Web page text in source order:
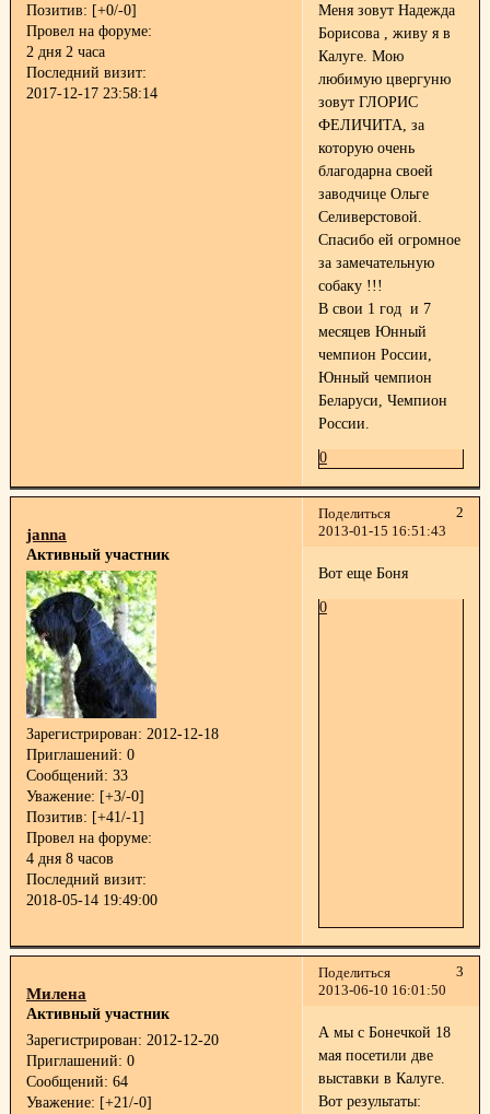
Позитив: [+0/-0]
Провел на форуме:
2 дня 2 часа
Последний визит:
2017-12-17 23:58:14
Меня зовут Надежда
Борисова , живу я в
Калуге. Мою
любимую цвергуню
зовут ГЛОРИС
ФЕЛИЧИТА, за
которую очень
благодарна своей
заводчице Ольге
Селиверстовой.
Спасибо ей огромное
за замечательную
собаку !!!
В свои 1 год и 7
месяцев Юнный
чемпион России,
Юнный чемпион
Беларуси, Чемпион
России.
0
Поделиться
2
2013-01-15 16:51:43
janna
Активный участник
Зарегистрирован: 2012-12-18
Приглашений: 0
Сообщений: 33
Уважение: [+3/-0]
Позитив: [+41/-1]
Провел на форуме:
4 дня 8 часов
Последний визит:
2018-05-14 19:49:00
Вот еще Боня
0
Поделиться
3
2013-06-10 16:01:50
Милена
Активный участник
Зарегистрирован: 2012-12-20
Приглашений: 0
Сообщений: 64
Уважение: [+21/-0]
А мы с Бонечкой 18
мая посетили две
выставки в Калуге.
Вот результаты: